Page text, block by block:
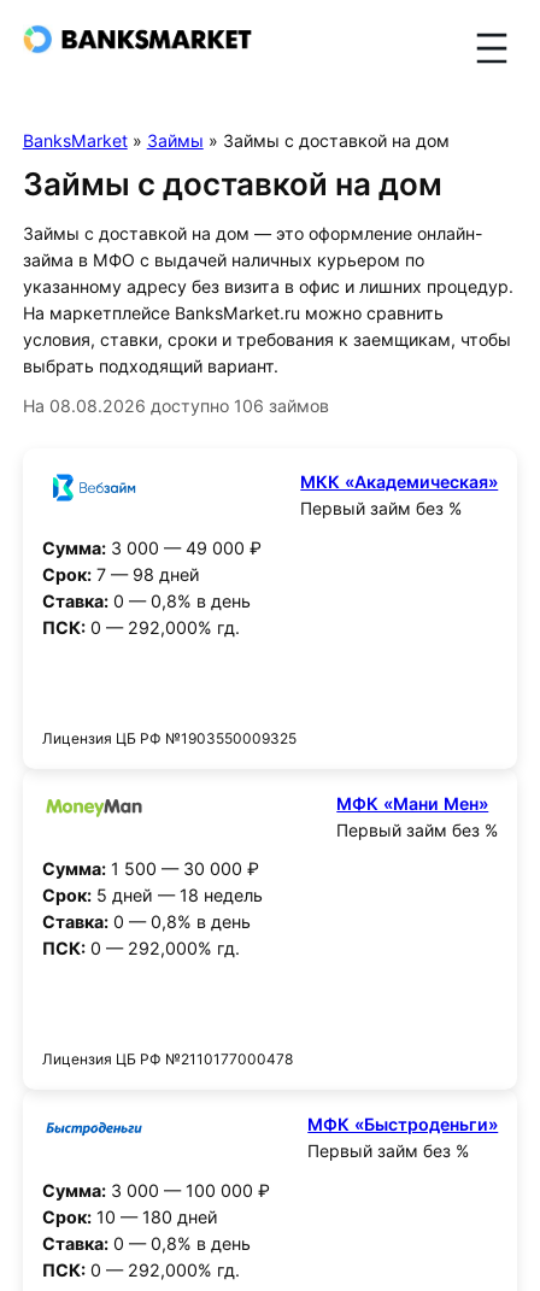
BanksMarket» Займы » Займы с доставкой на дом
Займы с доставкой на дом
Займы с доставкой на дом — это оформление онлайн-
займа в МФО с выдачей наличных курьером по
указанному адресу без визита в офис и лишних процедур.
На маркетплейсе BanksMarket.ru можно сравнить
условия, ставки, сроки и требования к заемщикам, чтобы
выбрать подходящий вариант.
На 08.08.2026 доступно 106 займов
МКК «Академическая»
Первый займ без %
Сумма:3 000 — 49 000 ₽
Срок:7 — 98 дней
Ставка:0 — 0,8% в день
ПСК:0 — 292,000% гд.
Лицензия ЦБ РФ №1903550009325
МФК «Мани Мен»
Первый займ без %
Сумма:1 500 — 30 000 ₽
Срок:5 дней — 18 недель
Ставка:0 — 0,8% в день
ПСК:0 — 292,000% гд.
Лицензия ЦБ РФ №2110177000478
МФК «Быстроденьги»
Первый займ без %
Сумма:3 000 — 100 000 ₽
Срок:10 — 180 дней
Ставка:0 — 0,8% в день
ПСК:0 — 292,000% гд.